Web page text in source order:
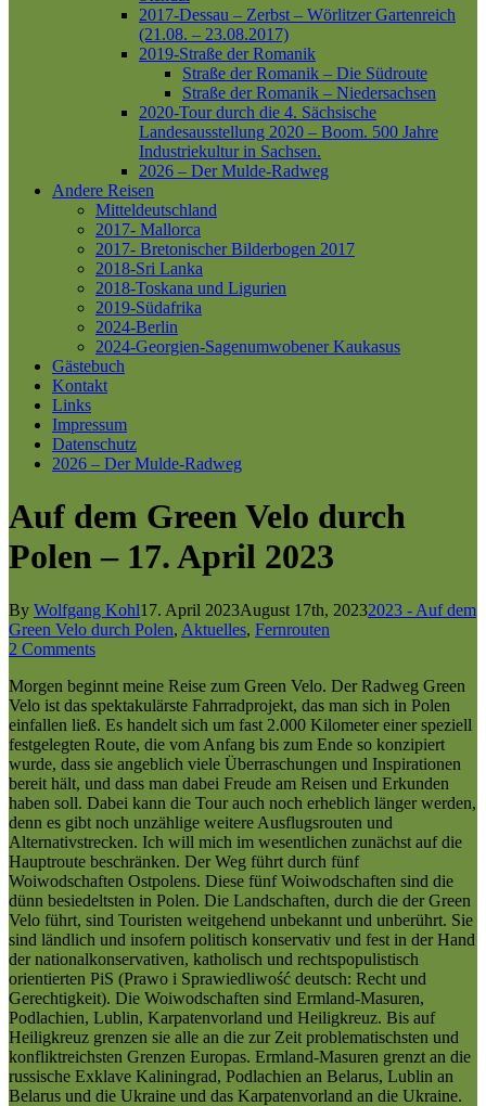
2017-Dessau – Zerbst – Wörlitzer Gartenreich
(21.08. – 23.08.2017)
2019-Straße der Romanik
Straße der Romanik – Die Südroute
Straße der Romanik – Niedersachsen
2020-Tour durch die 4. Sächsische
Landesausstellung 2020 – Boom. 500 Jahre
Industriekultur in Sachsen.
2026 – Der Mulde-Radweg
Andere Reisen
Mitteldeutschland
2017- Mallorca
2017- Bretonischer Bilderbogen 2017
2018-Sri Lanka
2018-Toskana und Ligurien
2019-Südafrika
2024-Berlin
2024-Georgien-Sagenumwobener Kaukasus
Gästebuch
Kontakt
Links
Impressum
Datenschutz
2026 – Der Mulde-Radweg
Auf dem Green Velo durch
Polen – 17. April 2023
By Wolfgang Kohl17. April 2023August 17th, 20232023 - Auf dem
Green Velo durch Polen, Aktuelles, Fernrouten
2 Comments
Morgen beginnt meine Reise zum Green Velo. Der Radweg Green
Velo ist das spektakulärste Fahrradprojekt, das man sich in Polen
einfallen ließ. Es handelt sich um fast 2.000 Kilometer einer speziell
festgelegten Route, die vom Anfang bis zum Ende so konzipiert
wurde, dass sie angeblich viele Überraschungen und Inspirationen
bereit hält, und dass man dabei Freude am Reisen und Erkunden
haben soll. Dabei kann die Tour auch noch erheblich länger werden,
denn es gibt noch unzählige weitere Ausflugsrouten und
Alternativstrecken. Ich will mich im wesentlichen zunächst auf die
Hauptroute beschränken. Der Weg führt durch fünf
Woiwodschaften Ostpolens. Diese fünf Woiwodschaften sind die
dünn besiedeltsten in Polen. Die Landschaften, durch die der Green
Velo führt, sind Touristen weitgehend unbekannt und unberührt. Sie
sind ländlich und insofern politisch konservativ und fest in der Hand
der nationalkonservativen, katholisch und rechtspopulistisch
orientierten PiS (Prawo i Sprawiedliwość deutsch: Recht und
Gerechtigkeit). Die Woiwodschaften sind Ermland-Masuren,
Podlachien, Lublin, Karpatenvorland und Heiligkreuz. Bis auf
Heiligkreuz grenzen sie alle an die zur Zeit problematischsten und
konfliktreichsten Grenzen Europas. Ermland-Masuren grenzt an die
russische Exklave Kaliningrad, Podlachien an Belarus, Lublin an
Belarus und die Ukraine und das Karpatenvorland an die Ukraine.